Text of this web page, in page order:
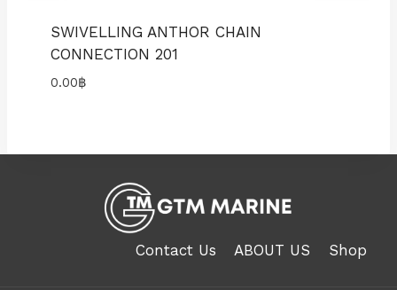
SWIVELLING ANTHOR CHAIN
CONNECTION 201
0.00฿
Contact Us ABOUT US Shop